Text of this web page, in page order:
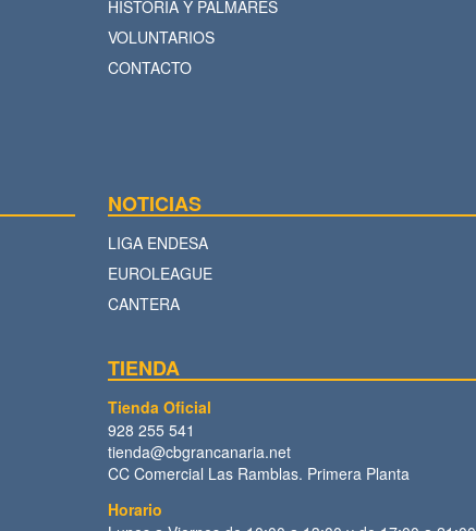
HISTORIA Y PALMARÉS
VOLUNTARIOS
CONTACTO
NOTICIAS
LIGA ENDESA
EUROLEAGUE
CANTERA
TIENDA
Tienda Oficial
928 255 541
tienda@cbgrancanaria.net
CC Comercial Las Ramblas. Primera Planta
Horario